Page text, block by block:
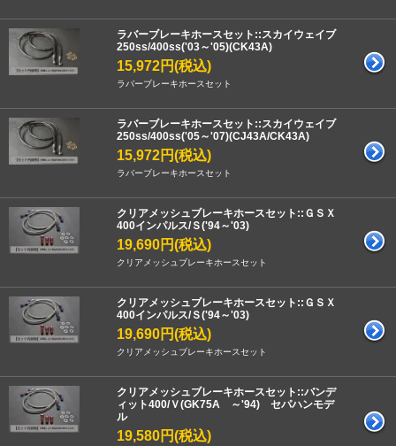
ラバーブレーキホースセット::スカイウェイブ
250ss/400ss('03～'05)(CK43A)
15,972円(税込)
ラバーブレーキホースセット
ラバーブレーキホースセット::スカイウェイブ
250ss/400ss('05～'07)(CJ43A/CK43A)
15,972円(税込)
ラバーブレーキホースセット
クリアメッシュブレーキホースセット::ＧＳＸ
400インパルス/Ｓ('94～'03)
19,690円(税込)
クリアメッシュブレーキホースセット
クリアメッシュブレーキホースセット::ＧＳＸ
400インパルス/Ｓ('94～'03)
19,690円(税込)
クリアメッシュブレーキホースセット
クリアメッシュブレーキホースセット::バンデ
ィット400/Ｖ(GK75A ～'94) セパハンモデ
ル
19,580円(税込)